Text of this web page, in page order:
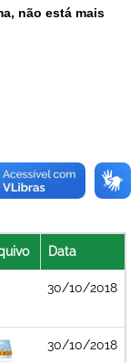
não está mais
Data
30/10/2018
30/10/2018